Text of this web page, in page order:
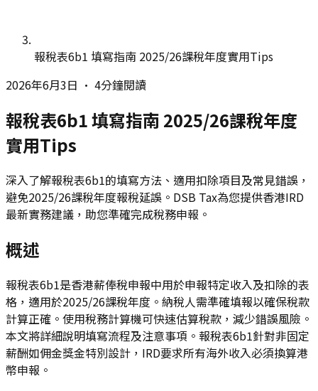
報稅表6b1 填寫指南 2025/26課稅年度實用Tips
2026年6月3日 • 4分鐘閱讀
報稅表6b1 填寫指南 2025/26課稅年度
實用Tips
深入了解報稅表6b1的填寫方法、適用扣除項目及常見錯誤，
避免2025/26課稅年度報稅延誤。DSB Tax為您提供香港IRD
最新實務建議，助您準確完成稅務申報。
概述
報稅表6b1是香港薪俸稅申報中用於申報特定收入及扣除的表
格，適用於2025/26課稅年度。納稅人需準確填報以確保稅款
計算正確。使用稅務計算機可快速估算稅款，減少錯誤風險。
本文將詳細說明填寫流程及注意事項。報稅表6b1針對非固定
薪酬如佣金獎金特別設計，IRD要求所有海外收入必須換算港
幣申報。